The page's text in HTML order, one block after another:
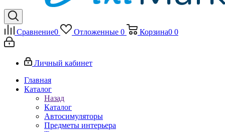
Сравнение0 Отложенные 0 Корзина0 0
Личный кабинет
Главная
Каталог
Назад
Каталог
Автосимуляторы
Предметы интерьера